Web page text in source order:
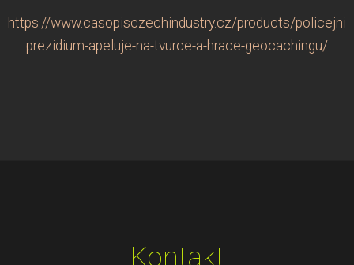
https://www.casopisczechindustry.cz/products/policejni-
prezidium-apeluje-na-tvurce-a-hrace-geocachingu/
Kontakt